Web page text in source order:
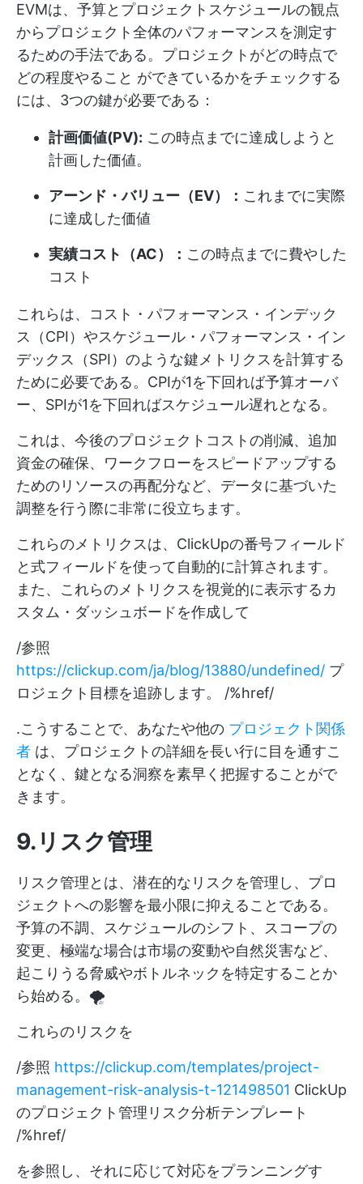
EVMは、予算とプロジェクトスケジュールの観点
からプロジェクト全体のパフォーマンスを測定す
るための手法である。プロジェクトがどの時点で
どの程度やること ができているかをチェックする
には、3つの鍵が必要である：
計画価値(PV): この時点までに達成しようと
計画した価値。
アーンド・バリュー（EV）： これまでに実際
に達成した価値
実績コスト（AC）： この時点までに費やした
コスト
これらは、コスト・パフォーマンス・インデック
ス（CPI）やスケジュール・パフォーマンス・イン
デックス（SPI）のような鍵メトリクスを計算する
ために必要である。CPIが1を下回れば予算オーバ
ー、SPIが1を下回ればスケジュール遅れとなる。
これは、今後のプロジェクトコストの削減、追加
資金の確保、ワークフローをスピードアップする
ためのリソースの再配分など、データに基づいた
調整を行う際に非常に役立ちます。
これらのメトリクスは、ClickUpの番号フィールド
と式フィールドを使って自動的に計算されます。
また、これらのメトリクスを視覚的に表示するカ
スタム・ダッシュボードを作成して
/参照
https://clickup.com/ja/blog/13880/undefined/ プ
ロジェクト目標を追跡します。 /%href/
.こうすることで、あなたや他の プロジェクト関係
者 は、プロジェクトの詳細を長い行に目を通すこ
となく、鍵となる洞察を素早く把握することがで
きます。
9.リスク管理
リスク管理とは、潜在的なリスクを管理し、プロ
ジェクトへの影響を最小限に抑えることである。
予算の不調、スケジュールのシフト、スコープの
変更、極端な場合は市場の変動や自然災害など、
起こりうる脅威やボトルネックを特定することか
ら始める。🌪️
これらのリスクを
/参照 https://clickup.com/templates/project-
management-risk-analysis-t-121498501 ClickUp
のプロジェクト管理リスク分析テンプレート
/%href/
を参照し、それに応じて対応をプランニングす